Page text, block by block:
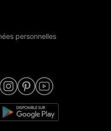
personnelles